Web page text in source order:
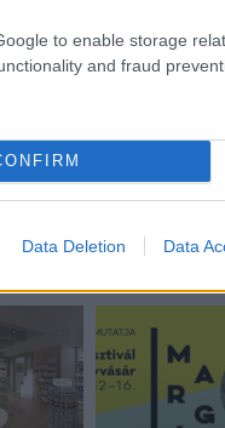
to enable storage
and fraud
Data Deletion Data
0